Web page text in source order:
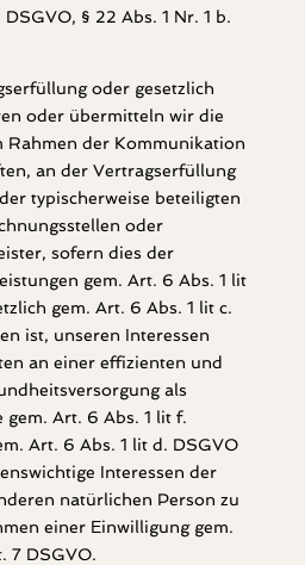
§ 22 Abs. 1 Nr. 1 b.
oder gesetzlich
oder übermitteln wir die
Rahmen der Kommunikation
an der Vertragserfüllung
typischerweise beteiligten
oder
sofern dies der
gem. Art. 6 Abs. 1 lit
gem. Art. 6 Abs. 1 lit c.
ist, unseren Interessen
an einer effizienten und
als
gem. Art. 6 Abs. 1 lit f.
Art. 6 Abs. 1 lit d. DSGVO
Interessen der
natürlichen Person zu
einer Einwilligung gem.
7 DSGVO.